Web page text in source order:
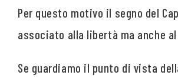
Per questo motivo il segno del
associato alla libertà ma anche
Se guardiamo il punto di vista